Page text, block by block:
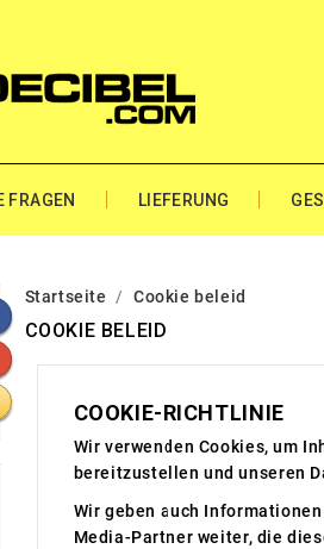
FRAGEN LIEFERUNG
Startseite Cookie beleid
COOKIE BELEID
COOKIE-RICHTLINIE
Wir verwenden Cookies, um
bereitzustellen und unseren
Wir geben auch
Media-Partner weiter, die